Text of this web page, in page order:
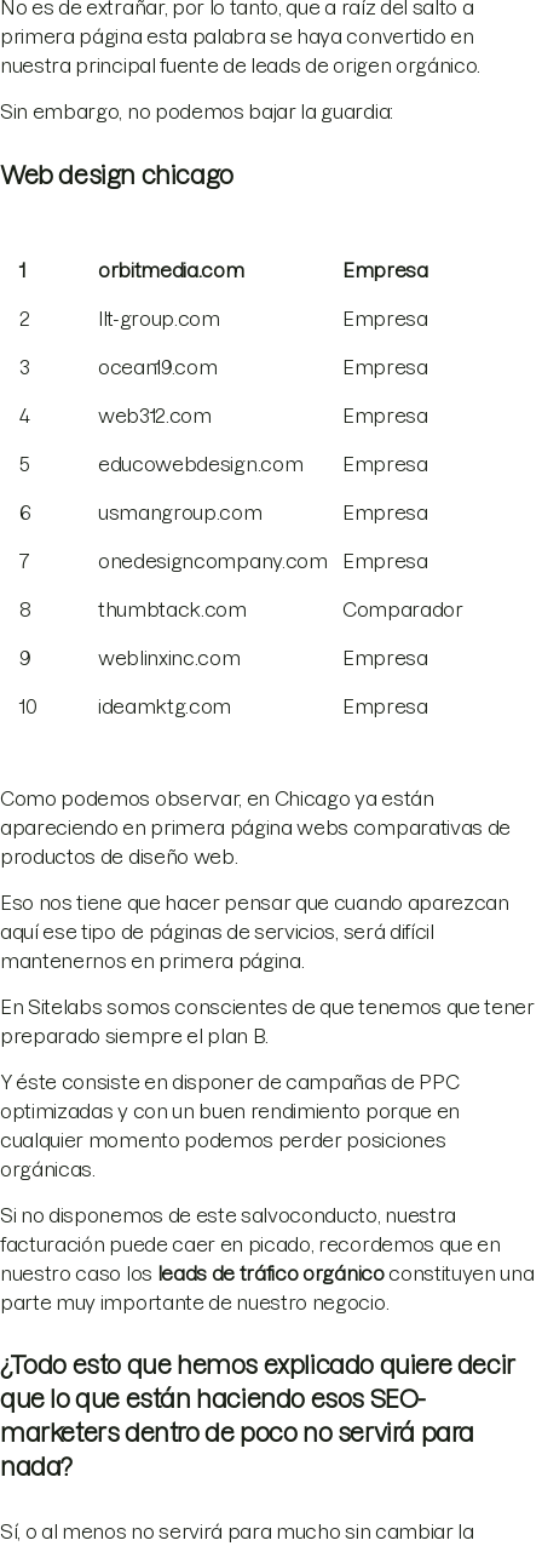
No es de extrañar, por lo tanto, que a raíz del salto a
primera página esta palabra se haya convertido en
nuestra principal fuente de leads de origen orgánico.
Sin embargo, no podemos bajar la guardia:
Web design chicago
1 orbitmedia.com Empresa
2 llt-group.com Empresa
3 ocean19.com Empresa
4 web312.com Empresa
5 educowebdesign.com Empresa
6 usmangroup.com Empresa
7 onedesigncompany.com Empresa
8 thumbtack.com Comparador
9 weblinxinc.com Empresa
10 ideamktg.com Empresa
Como podemos observar, en Chicago ya están
apareciendo en primera página webs comparativas de
productos de diseño web.
Eso nos tiene que hacer pensar que cuando aparezcan
aquí ese tipo de páginas de servicios, será difícil
mantenernos en primera página.
En Sitelabs somos conscientes de que tenemos que tener
preparado siempre el plan B.
Y éste consiste en disponer de campañas de PPC
optimizadas y con un buen rendimiento porque en
cualquier momento podemos perder posiciones
orgánicas.
Si no disponemos de este salvoconducto, nuestra
facturación puede caer en picado, recordemos que en
nuestro caso los leads de tráfico orgánicoconstituyen una
parte muy importante de nuestro negocio.
¿Todo esto que hemos explicado quiere decir
que lo que están haciendo esos SEO-
marketers dentro de poco no servirá para
nada?
Sí, o al menos no servirá para mucho sin cambiar la